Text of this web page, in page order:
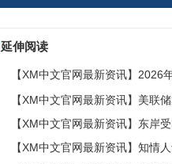
延伸阅读
【XM中文官网最新资讯】2026年
或受外贸拖累
【XM中文官网最新资讯】美联储
投资成为新通胀风险…
【XM中文官网最新资讯】东岸受
【XM中文官网最新资讯】知情